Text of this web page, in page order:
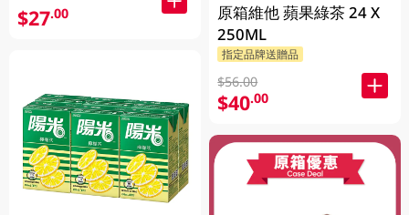
$27.00
原箱維他 蘋果綠茶 24 X
250ML
指定品牌送贈品
$56.00
$40.00